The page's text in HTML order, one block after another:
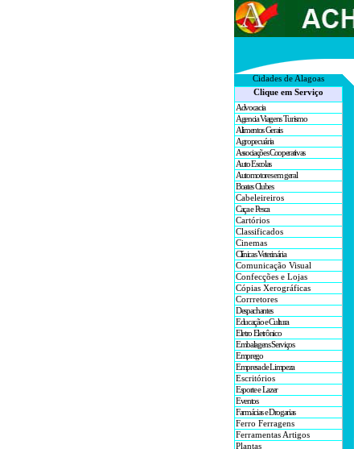
Cidades de Alagoas
Clique em Serviço
Advocacia
Agencia Viagens Turismo
Alimentos Gerais
Agropecuária
Associações Cooperativas
Auto Escolas
Automotores em geral
Boates Clubes
Cabeleireiros
Caça e Pesca
Cartórios
Classificados
Cinemas
Clínicas Veterinária
Comunicação Visual
Confecções e Lojas
Cópias Xerográficas
Corrretores
Despachantes
Educação e Cultura
Eletro Eletrônico
Embalagens Serviços
Emprego
Empresa de Limpeza
Escritórios
Esporte e Lazer
Eventos
Farmácias e Drogarias
Ferro Ferragens
Ferramentas Artigos
Plantas